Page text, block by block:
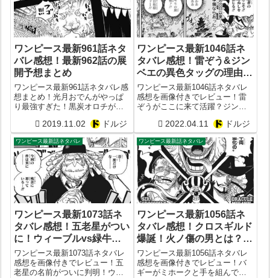
ワンピース最新961話ネタ
バレ感想！最新962話の展
開予想まとめ
ワンピース最新961話ネタバレ感
想まとめ！光月おでんがやっぱ
り最強すぎた！黒炭オロチが霜
2019.11.02 ドルジ
ワンピース最新1046話ネ
タバレ感想！雷ぞう&ジン
ベエの異色タッグの理由！
ONE PIECE1047話予想
ワンピース最新1046話ネタバレ
感想を画像付きでレビュー！雷
ぞうがここに来て活躍？ジンベ
衝撃の意味とは？ONE
PIECE1047話予想
2022.04.11 ドルジ
ワンピース最新話ネタバレ
ワンピース最新1073話ネ
タバレ感想！五老星がつい
に！ウィーブルvs緑牛の
結末は？
ワンピース最新1073話ネタバレ
感想を画像付きでレビュー！五
老星の名前がついに判明！ウィ
ワンピース最新話ネタバレ
ワンピース最新1056話ネ
タバレ感想！クロスギルド
爆誕！火ノ傷の男とは？
ONE PIECE1057話予想
ワンピース最新1056話ネタバレ
感想を画像付きでレビュー！バ
ギーがミホークと手を組んでク